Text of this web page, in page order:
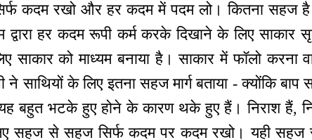
कदम रखो और हर कदम में पदम लो। कितना सहज
द्वारा हर कदम रूपी कर्म करके दिखाने के लिए साकार
को माध्यम बनाया है। साकार में फॉलो करना
साथियों के लिए इतना सहज मार्ग बताया - क्योंकि बाप
यह बहुत भटके हुए होने के कारण थके हुए हैं। निराश हैं,
सहज से सहज सिर्फ कदम पर कदम रखो। यही सहज